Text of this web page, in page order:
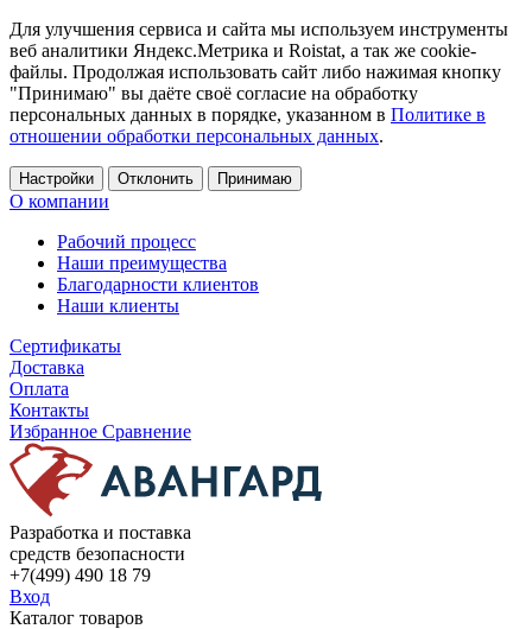
Для улучшения сервиса и сайта мы используем инструменты
веб аналитики Яндекс.Метрика и Roistat, а так же cookie-
файлы. Продолжая использовать сайт либо нажимая кнопку
"Принимаю" вы даёте своё согласие на обработку
персональных данных в порядке, указанном в Политике в
отношении обработки персональных данных.
Настройки Отклонить Принимаю
О компании
Рабочий процесс
Наши преимущества
Благодарности клиентов
Наши клиенты
Сертификаты
Доставка
Оплата
Контакты
Избранное Сравнение
Разработка и поставка
средств безопасности
+7(499) 490 18 79
Вход
Каталог товаров